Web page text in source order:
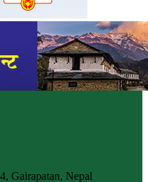
Gairapatan, Nepal